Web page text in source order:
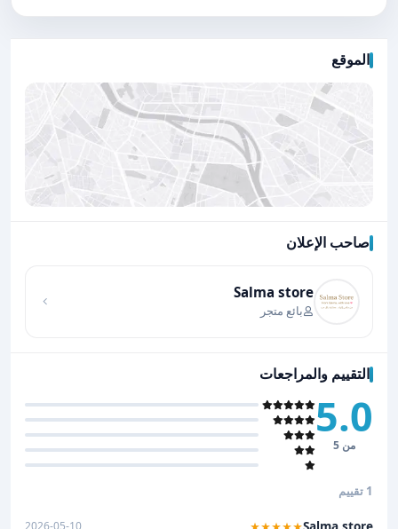
الموقع
صاحب الإعلان
Salma store
بائع متجر
التقييم والمراجعات
5.0
من 5
1 تقييم
★★★★★
2026-05-10